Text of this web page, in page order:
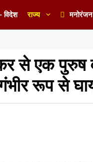
विदेश राज्य मनोरंजन
से एक पुरुष
रूप से